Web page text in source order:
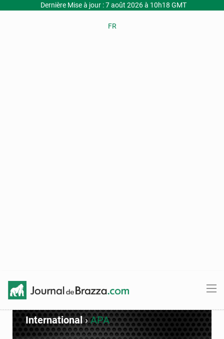
Dernière Mise à jour : 7 août 2026 à 10h18 GMT
FR
International›APA